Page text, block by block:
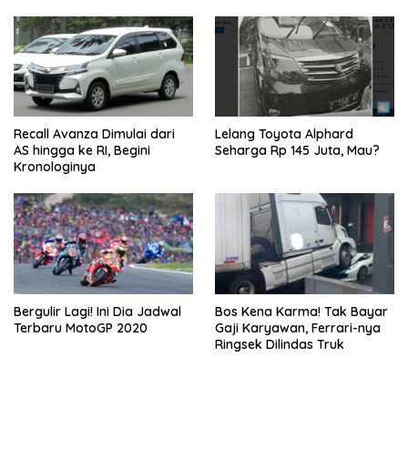
Recall Avanza Dimulai dari
AS hingga ke RI, Begini
Kronologinya
Lelang Toyota Alphard
Seharga Rp 145 Juta, Mau?
Bergulir Lagi! Ini Dia Jadwal
Terbaru MotoGP 2020
Bos Kena Karma! Tak Bayar
Gaji Karyawan, Ferrari-nya
Ringsek Dilindas Truk